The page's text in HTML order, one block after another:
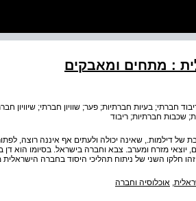
: מתחים ומאבקים
חברתי; בעיות חברתיות; פער; שוויון חברתי; שיוויון
שכבות חברתיות; ריבוד
של דילמות., שאינה יכולה ולעתים אף איננה רוצה,
יוצאי מזרח ומערב. צבא וחברה בישראל. בסיומו הוא
חלקו השני של ניתוח תהליכי היסוד בחברה הישראלית
אוכלוסיה וחברה